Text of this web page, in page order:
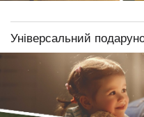
Універсальний